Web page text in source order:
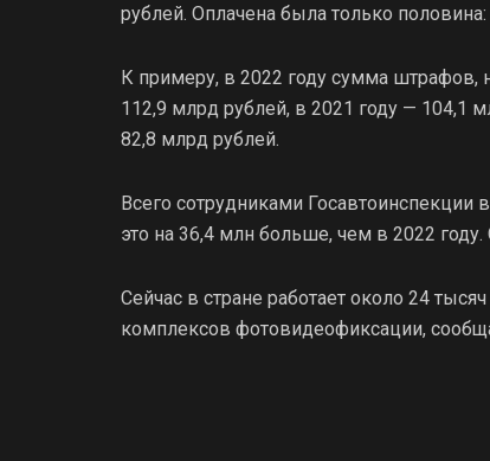
рублей. Оплачена была только
К примеру, в 2022 году сумма
112,9 млрд рублей, в 2021 году — 104,1
82,8 млрд рублей.
Всего сотрудниками
это на 36,4 млн больше, чем в 2022
Сейчас в стране работает около 24
комплексов фотовидеофиксации,